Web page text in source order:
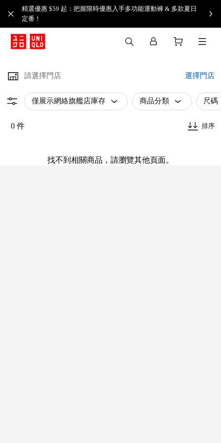
精選優惠 $59 起：把握限時優惠入手多功能運動褲 & 多款夏日
定番！​
請選擇門店 選擇門店
僅展示網絡旗艦店庫存 商品分類 尺碼
0 件 排序
找不到相關商品，請瀏覽其他頁面。